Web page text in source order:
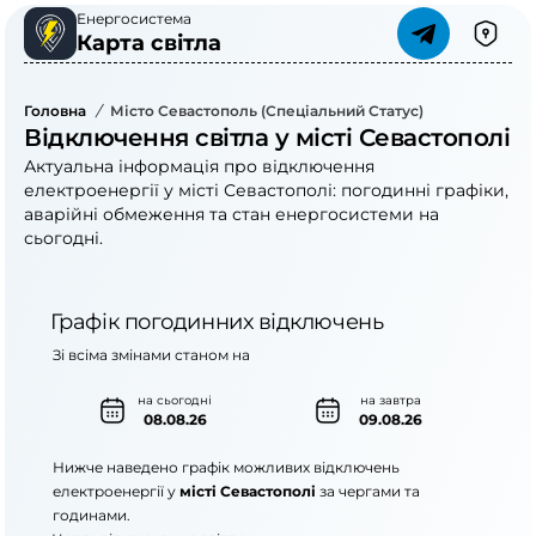
Енергосистема
Карта світла
Головна / Місто Севастополь (спеціальний Статус)
Відключення світла у місті Севастополі
Актуальна інформація про відключення
електроенергії у місті Севастополі: погодинні графіки,
аварійні обмеження та стан енергосистеми на
сьогодні.
Графік погодинних відключень
на сьогодні
08.08.26
на завтра
09.08.26
Зі всіма змінами станом на
Нижче наведено графік можливих відключень
електроенергії у місті Севастополі за чергами та
годинами.